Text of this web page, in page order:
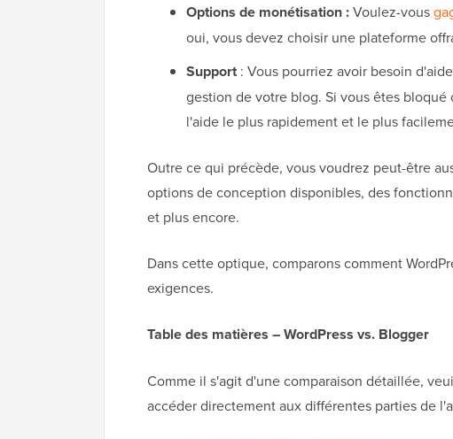
Options de monétisation :Voulez-vous
oui, vous devez choisir une plateforme
Support: Vous pourriez avoir besoin
gestion de votre blog. Si vous êtes
l'aide le plus rapidement et le plus
Outre ce qui précède, vous voudrez peut-être
options de conception disponibles, des
et plus encore.
Dans cette optique, comparons comment
exigences.
Table des matières – WordPress vs. Blogger
Comme il s'agit d'une comparaison détaillée,
accéder directement aux différentes parties de